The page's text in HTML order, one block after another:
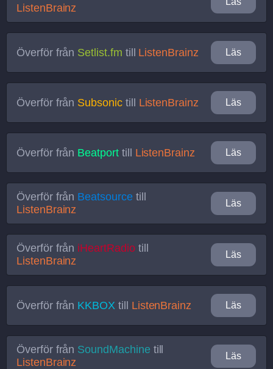
ListenBrainz
Överför från Setlist.fm till ListenBrainz Läs
Överför från Subsonictill ListenBrainz Läs
Överför från Beatporttill ListenBrainz Läs
Överför från Beatsourcetill
ListenBrainz
Läs
Överför från iHeartRadiotill
ListenBrainz
Läs
Överför från KKBOX till ListenBrainz Läs
Överför från SoundMachine till
ListenBrainz
Läs